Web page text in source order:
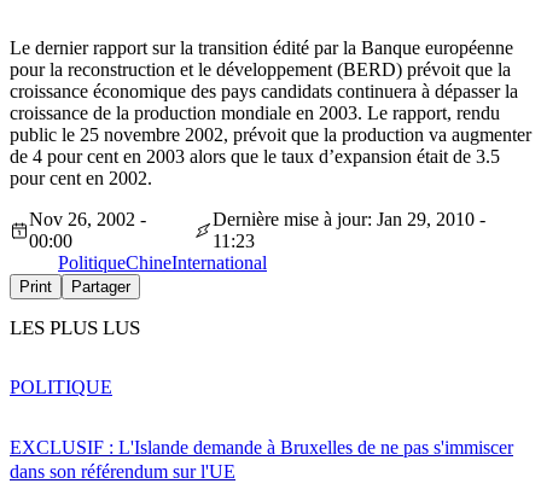
Le dernier rapport sur la transition édité par la Banque européenne
pour la reconstruction et le développement (BERD) prévoit que la
croissance économique des pays candidats continuera à dépasser la
croissance de la production mondiale en 2003. Le rapport, rendu
public le 25 novembre 2002, prévoit que la production va augmenter
de 4 pour cent en 2003 alors que le taux d’expansion était de 3.5
pour cent en 2002.
Nov 26, 2002 -
00:00
Dernière mise à jour: Jan 29, 2010 -
11:23
PolitiqueChineInternational
Print Partager
LES PLUS LUS
EXCLUSIF : L'Islande demande à Bruxelles de ne pas s'immiscer
dans son référendum sur l'UE
POLITIQUE